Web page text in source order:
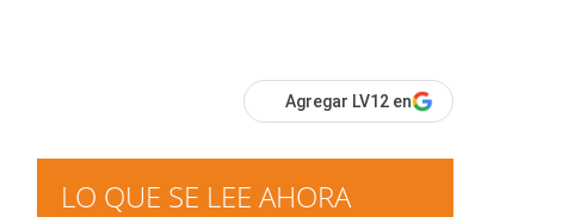
Agregar LV12 en
LO QUE SE LEE AHORA